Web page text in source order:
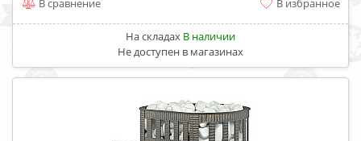
В сравнение В избранное
На складах В наличии
Не доступен в магазинах